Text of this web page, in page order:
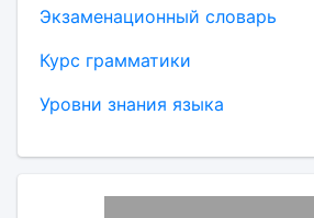
Экзаменационный словарь
Курс грамматики
Уровни знания языка